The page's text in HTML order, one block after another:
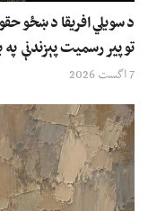
د سویلي افریقا د ښځو
توپیر رسمیت پېزندنې په
7 اگست 2026